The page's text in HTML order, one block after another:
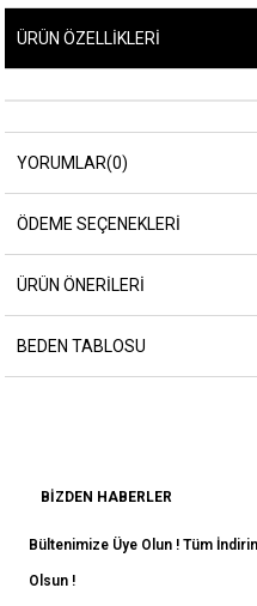
ÜRÜN ÖZELLIKLERI
YORUMLAR(0)
ÖDEME SEÇENEKLERI
ÜRÜN ÖNERILERI
BEDEN TABLOSU
BIZDEN HABERLER
Bültenimize Üye Olun ! Tüm
Olsun !